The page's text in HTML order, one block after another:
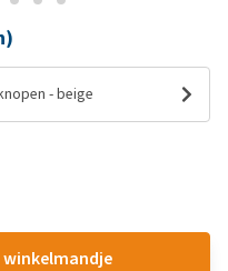
- beige
winkelmandje